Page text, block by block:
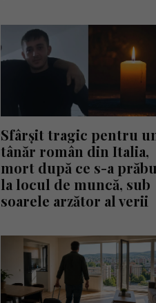
Sfârșit tragic pentru
tânăr român din Italia,
mort după ce s-a
la locul de muncă, sub
soarele arzător al verii